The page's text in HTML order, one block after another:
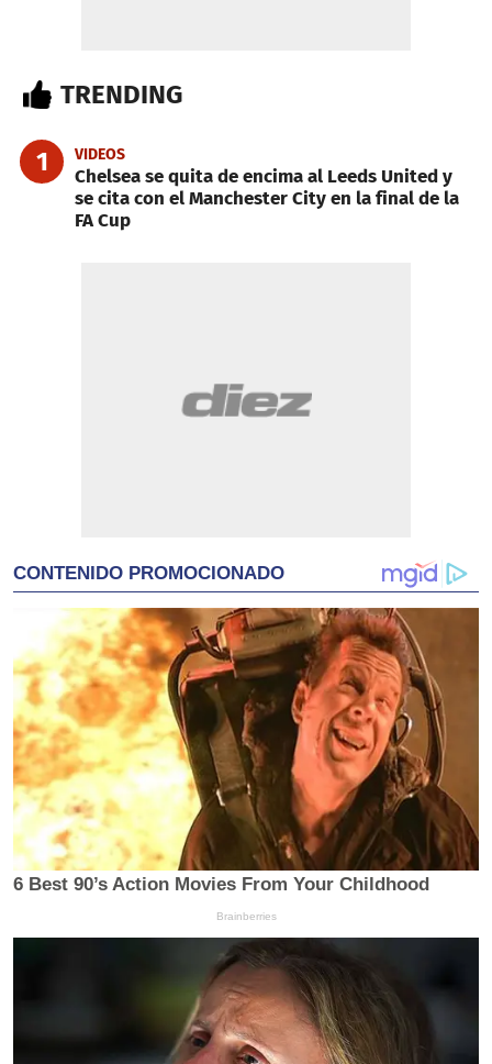
TRENDING
1 VIDEOS
Chelsea se quita de encima al Leeds United y
se cita con el Manchester City en la final de la
FA Cup